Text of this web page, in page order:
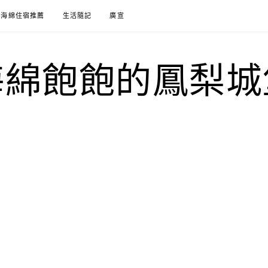
海綿住宿推薦 生活隨記 廣宣
飽飽的鳳梨